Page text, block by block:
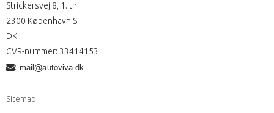
Strickersvej 8, 1. th.
2300 København S
DK
CVR-nummer: 33414153
:
Sitemap